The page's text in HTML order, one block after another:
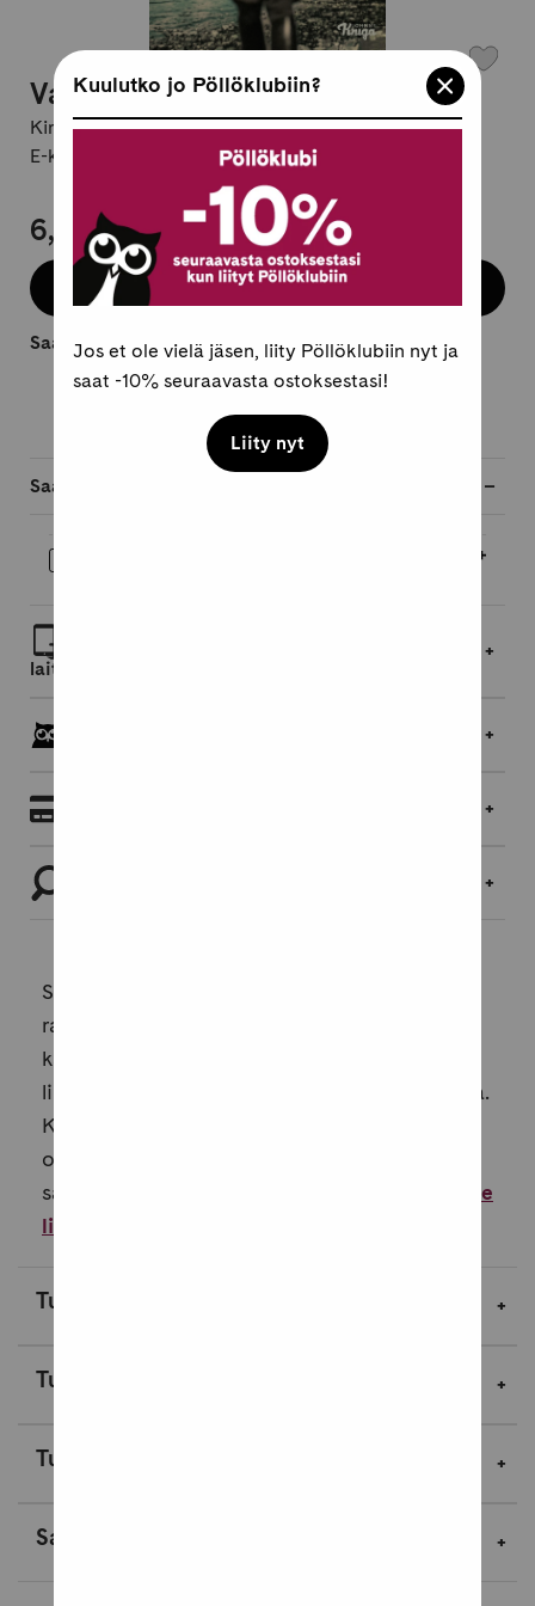
Vain tänne asti yltää maailma
Kirjailija:Pekka Jaatinen
E-kirja, suomi
6,95 €
Osta e-kirja
Saatavilla heti.
Saatavilla myös
laitteellesi
Sotavuosi 1942 Norjassa Jäämeren
rannalla.Suomalaiset ja norjalaiset desantit
käyvät tuhoamaan saksalaisten hallitsemaa
linnaketta.Eletään saksalaismiehityksen aikaa.
Kibergissä – eli suomalaisittain Kiiperissä –
on rannikkotykistön linnake, jota johtaa
sadistinen yliluutnantti Wittmer. Tykistöli...
Lue
lisää
Tuotekuvaus
Tuotetiedot
Tuotenäytteet
Saavutettavuustiedot
Kuulutko jo Pöllöklubiin?
Jos et ole vielä jäsen, liity Pöllöklubiin nyt ja
saat -10% seuraavasta ostoksestasi!
Liity nyt